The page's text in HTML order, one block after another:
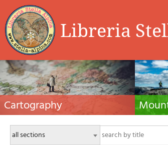
Libreria
Cartography
Hiking maps, maps and atlases, cartography
around the world. Maps of the trails, cartography
for cyclotourism and mountain biking
Alpine
for
Mountain